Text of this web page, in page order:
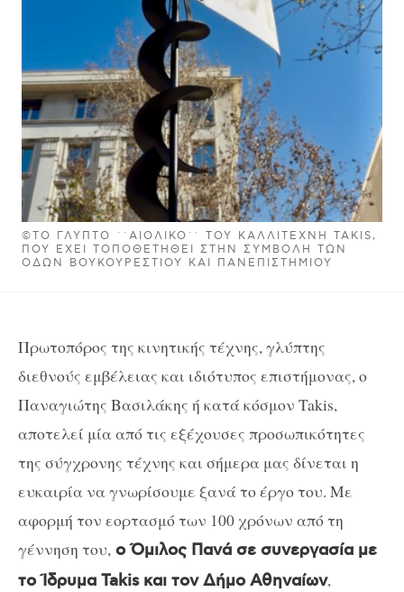
©ΤΟ ΓΛΥΠΤΌ ΄΄ΑΙΟΛΙΚΌ΄΄ ΤΟΥ ΚΑΛΛΙΤΈΧΝΗ TAKI
S, ΠΟΥ ΈΧΕΙ ΤΟΠΟΘΕΤΗΘΕΊ ΣΤΗΝ ΣΥΜΒΟΛΗ
́ ΤΩΝ ΟΔΏΝ ΒΟΥΚΟΥΡΕΣΤΊΟΥ ΚΑΙ ΠΑΝΕΠΙΣΤΗΜΊΟΥ
Πρωτοπόρος της κινητικής τέχνης, γλύπτης
διεθνούς εμβέλειας και ιδιότυπος επιστήμονας, ο
Παναγιώτης Βασιλάκης ή κατά κόσμον Takis,
αποτελεί μία από τις εξέχουσες προσωπικότητες
της σύγχρονης τέχνης και σήμερα μας δίνεται η
ευκαιρία να γνωρίσουμε ξανά το έργο του. Με
αφορμή τον εορτασμό των 100 χρόνων από τη
γέννηση του, ο Όμιλος Πανά σε συνεργασία με
το Ίδρυμα Takis και τον Δήμο Αθηναίων,